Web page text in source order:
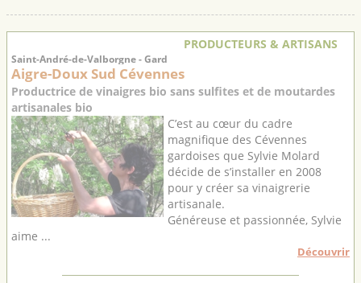
PRODUCTEURS & ARTISANS
Saint-André-de-Valborgne - Gard
Aigre-Doux Sud Cévennes
Productrice de vinaigres bio sans sulfites et de moutardes
artisanales bio
C’est au cœur du cadre
magnifique des Cévennes
gardoises que Sylvie Molard
décide de s’installer en 2008
pour y créer sa vinaigrerie
artisanale.
Généreuse et passionnée, Sylvie
aime ...
Découvrir